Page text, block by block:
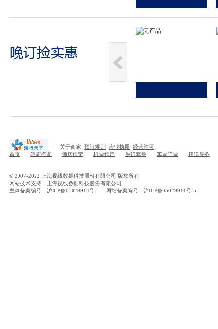
关于商家 预订规则 营业执照 经营许可
首页
签证咨询 酒店预定 机票预定 旅行套餐 车票门票 接送服务
© 2007-2022 上海视线数据科技股份有限公司 版权所有
网站技术支持：上海视线数据科技股份有限公司
主体备案编号： 沪ICP备05029914号 网站备案编号： 沪ICP备05029914号-5